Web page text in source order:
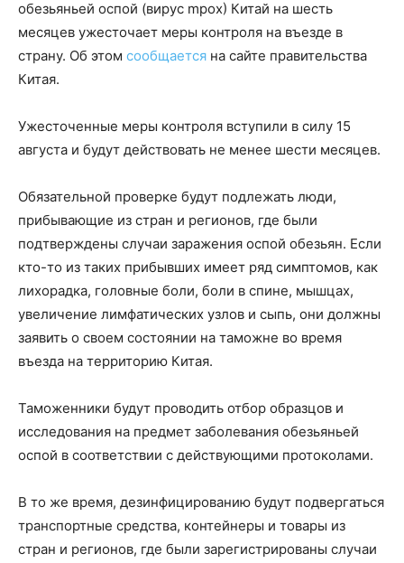
обезьяньей оспой (вирус mpox) Китай на шесть
месяцев ужесточает меры контроля на въезде в
страну. Об этом сообщается на сайте правительства
Китая.
Ужесточенные меры контроля вступили в силу 15
августа и будут действовать не менее шести месяцев.
Обязательной проверке будут подлежать люди,
прибывающие из стран и регионов, где были
подтверждены случаи заражения оспой обезьян. Если
кто-то из таких прибывших имеет ряд симптомов, как
лихорадка, головные боли, боли в спине, мышцах,
увеличение лимфатических узлов и сыпь, они должны
заявить о своем состоянии на таможне во время
въезда на территорию Китая.
Таможенники будут проводить отбор образцов и
исследования на предмет заболевания обезьяньей
оспой в соответствии с действующими протоколами.
В то же время, дезинфицированию будут подвергаться
транспортные средства, контейнеры и товары из
стран и регионов, где были зарегистрированы случаи